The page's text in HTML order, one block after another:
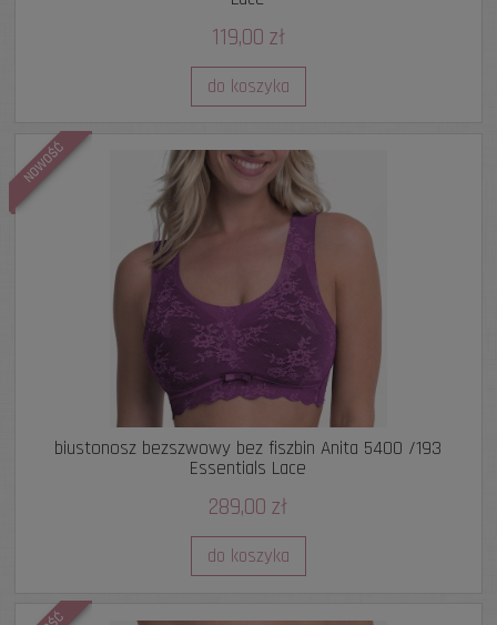
119,00 zł
do koszyka
biustonosz bezszwowy bez fiszbin Anita 5400 /193
Essentials Lace
289,00 zł
do koszyka
NOWOŚĆ